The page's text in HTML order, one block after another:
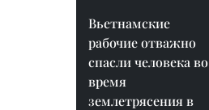
Вьетнамские
рабочие отважно
спасли человека во
время
землетрясения в